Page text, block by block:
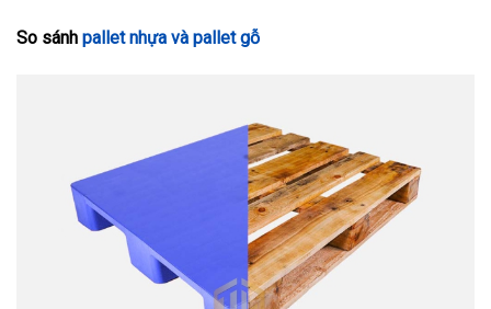
So sánh pallet nhựa và pallet gỗ